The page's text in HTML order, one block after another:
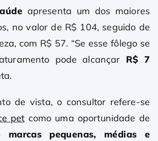
apresenta um dos maiores
no valor de R$ 104, seguido de
com R$ 57. “Se esse fôlego se
pode alcançar R$ 7
de vista, o consultor refere-se
pet como uma oportunidade de
marcas pequenas, médias e